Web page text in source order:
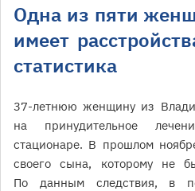
Одна из пяти
имеет
статистика
37-летнюю женщину из
на принудительное
стационаре. В прошлом
своего сына, которому не
По данным следствия, в